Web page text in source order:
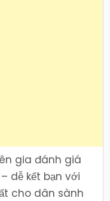
gia đánh giá
dễ kết bạn với
cho dân sành